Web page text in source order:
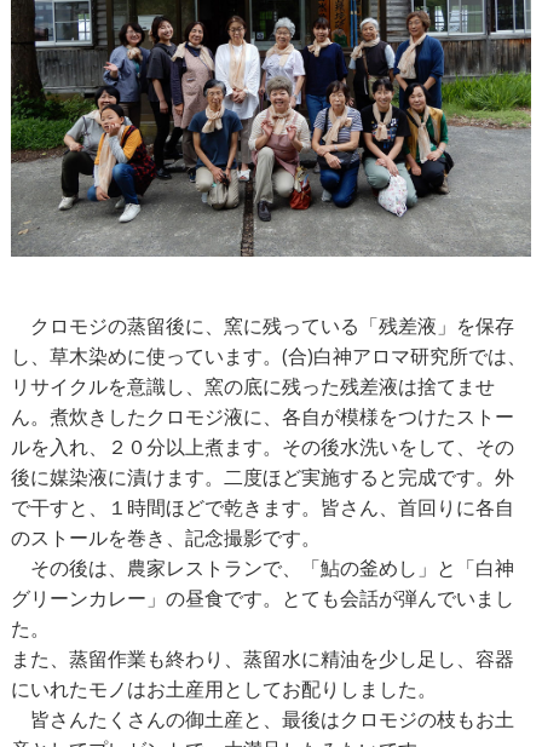
クロモジの蒸留後に、窯に残っている「残差液」を保存
し、草木染めに使っています。(合)白神アロマ研究所では、
リサイクルを意識し、窯の底に残った残差液は捨てませ
ん。煮炊きしたクロモジ液に、各自が模様をつけたストー
ルを入れ、２０分以上煮ます。その後水洗いをして、その
後に媒染液に漬けます。二度ほど実施すると完成です。外
で干すと、１時間ほどで乾きます。皆さん、首回りに各自
のストールを巻き、記念撮影です。
その後は、農家レストランで、「鮎の釜めし」と「白神
グリーンカレー」の昼食です。とても会話が弾んでいまし
た。
また、蒸留作業も終わり、蒸留水に精油を少し足し、容器
にいれたモノはお土産用としてお配りしました。
皆さんたくさんの御土産と、最後はクロモジの枝もお土